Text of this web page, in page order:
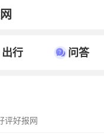
出行 问答
评好报网